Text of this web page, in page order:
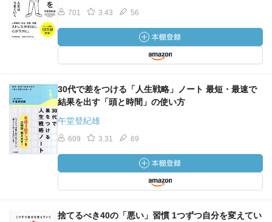
701 3.43 56
30代で差をつける「人生戦略」ノート 最短・最速で
結果を出す「頭と時間」の使い方
午堂登紀雄
609 3.31 69
捨てるべき40の「悪い」習慣 1つずつ自分を変えてい